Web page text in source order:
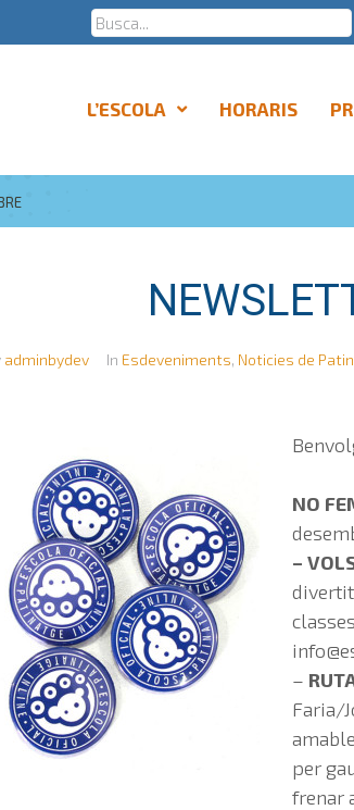
L’ESCOLA HORARIS
adminbydev In Esdeveniments, Noticies de
NO
–
divertit
–
Faria/
per
frenar